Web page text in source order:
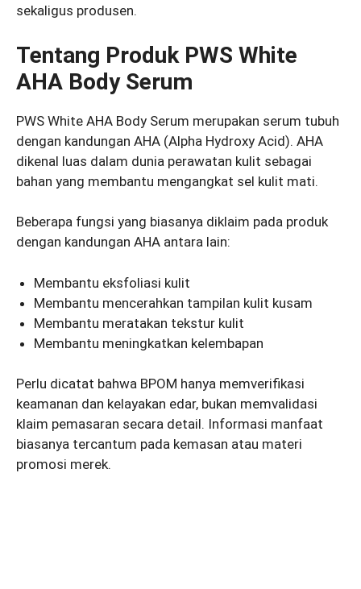
sekaligus produsen.
Tentang Produk PWS White
AHA Body Serum
PWS White AHA Body Serum merupakan serum tubuh
dengan kandungan AHA (Alpha Hydroxy Acid). AHA
dikenal luas dalam dunia perawatan kulit sebagai
bahan yang membantu mengangkat sel kulit mati.
Beberapa fungsi yang biasanya diklaim pada produk
dengan kandungan AHA antara lain:
Membantu eksfoliasi kulit
Membantu mencerahkan tampilan kulit kusam
Membantu meratakan tekstur kulit
Membantu meningkatkan kelembapan
Perlu dicatat bahwa BPOM hanya memverifikasi
keamanan dan kelayakan edar, bukan memvalidasi
klaim pemasaran secara detail. Informasi manfaat
biasanya tercantum pada kemasan atau materi
promosi merek.